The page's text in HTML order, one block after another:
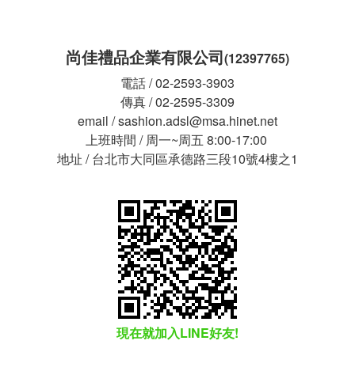
尚佳禮品企業有限公司(12397765)
電話 / 02-2593-3903
傳真 / 02-2595-3309
email / sashion.adsl@msa.hinet.net
上班時間 / 周一~周五 8:00-17:00
地址 / 台北市大同區承德路三段10號4樓之1
現在就加入LINE好友!